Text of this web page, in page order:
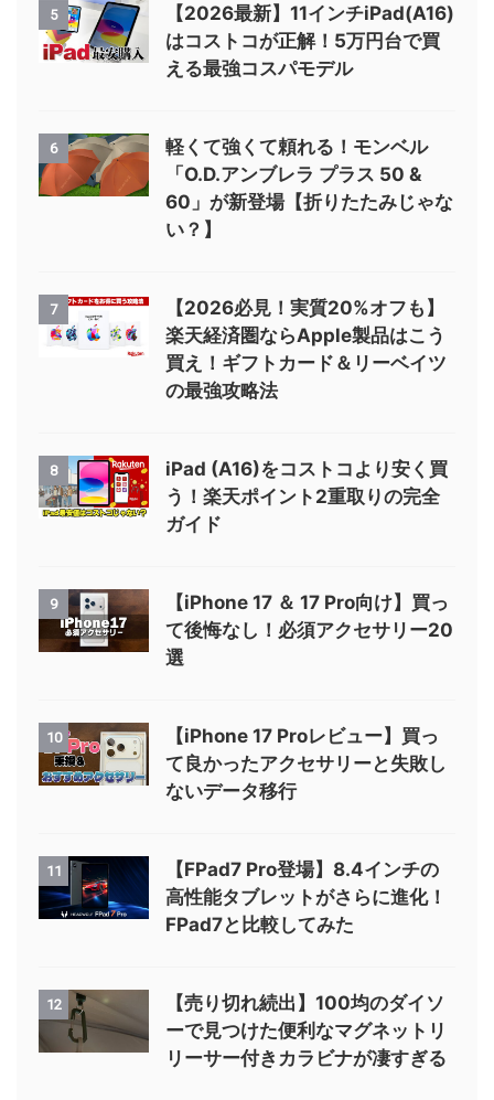
5
【2026最新】11インチiPad(A16)
はコストコが正解！5万円台で買
える最強コスパモデル
6
軽くて強くて頼れる！モンベル
「O.D.アンブレラ プラス 50 &
60」が新登場【折りたたみじゃな
い？】
7
【2026必見！実質20%オフも】
楽天経済圏ならApple製品はこう
買え！ギフトカード＆リーベイツ
の最強攻略法
8
iPad (A16)をコストコより安く買
う！楽天ポイント2重取りの完全
ガイド
9
【iPhone 17 ＆ 17 Pro向け】買っ
て後悔なし！必須アクセサリー20
選
10
【iPhone 17 Proレビュー】買っ
て良かったアクセサリーと失敗し
ないデータ移行
11
【FPad7 Pro登場】8.4インチの
高性能タブレットがさらに進化！
FPad7と比較してみた
12
【売り切れ続出】100均のダイソ
ーで見つけた便利なマグネットリ
リーサー付きカラビナが凄すぎる